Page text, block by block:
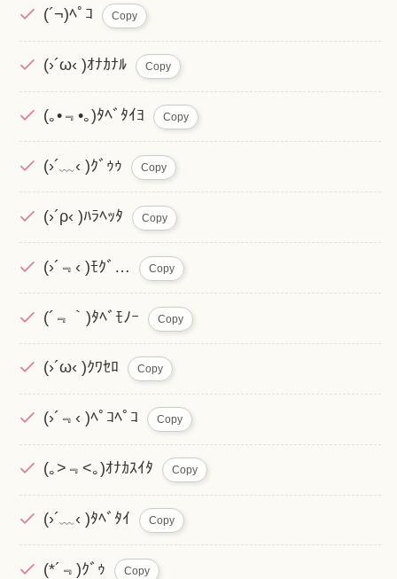
(´¬)ﾍﾟｺ Copy
(›´ω‹ )ｵﾅｶﾅﾙ Copy
(｡•﹃•｡)ﾀﾍﾞﾀｲﾖ Copy
(›´﹏‹ )ｸﾞｩｩ Copy
(›´ρ‹ )ﾊﾗﾍｯﾀ Copy
(›´﹃‹ )ﾓｸﾞ… Copy
(´﹃｀)ﾀﾍﾞﾓﾉｰ Copy
(›´ω‹ )ｸﾜｾﾛ Copy
(›´﹃‹ )ﾍﾟｺﾍﾟｺ Copy
(｡>﹃<｡)ｵﾅｶｽｲﾀ Copy
(›´﹏‹ )ﾀﾍﾞﾀｲ Copy
(*´﹃)ｸﾞｩ Copy